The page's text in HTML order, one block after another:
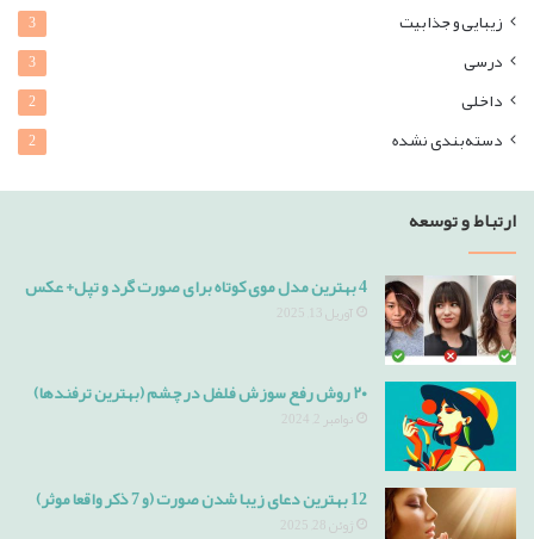
زیبایی و جذابیت 3
درسی 3
داخلی 2
دسته‌بندی نشده 2
ارتباط و توسعه
4 بهترین مدل موی کوتاه برای صورت گرد و تپل+ عکس
آوریل 13, 2025
۲۰ روش رفع سوزش فلفل در چشم (بهترین ترفندها)
نوامبر 2, 2024
12 بهترین دعای زیبا شدن صورت (و 7 ذکر واقعا موثر)
ژوئن 28, 2025